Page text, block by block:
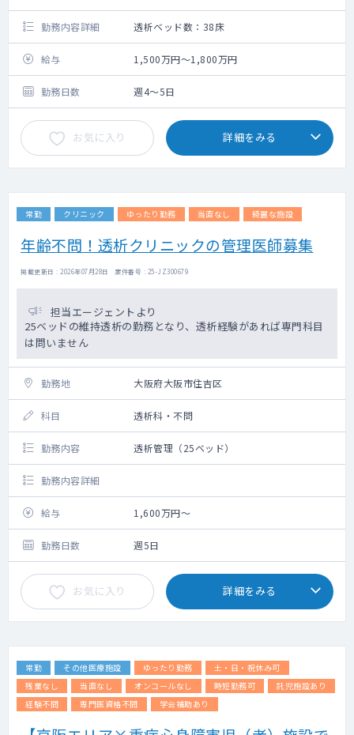
勤務内容詳細 透析ベッド数：38床
給与 1,500万円～1,800万円
勤務日数 週4～5日
お気に入り 詳細をみる
常勤 クリニック ゆったり勤務 当直なし 綺麗な施設
年齢不問！透析クリニックの管理医師募集
掲載更新日 : 2026年07月28日 案件番号 : 25-JZ300679
担当エージェントより
25ベッドの維持透析の勤務となり、透析経験があれば専門科目
は問いません
勤務地 大阪府大阪市住吉区
科目 透析科・不問
勤務内容 透析管理（25ベッド）
勤務内容詳細
給与 1,600万円～
勤務日数 週5日
お気に入り 詳細をみる
常勤 その他医療施設 ゆったり勤務
土・日・祝休み可
残業なし
当直なし オンコールなし 時短勤務可
託児施設あり
経験不問
専門医資格不問 学会補助あり